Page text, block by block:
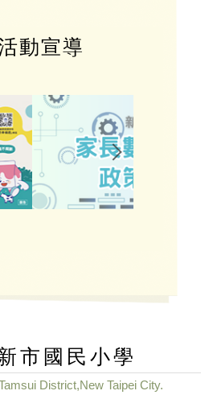
動宣導
市國民小學
District,New Taipei City.